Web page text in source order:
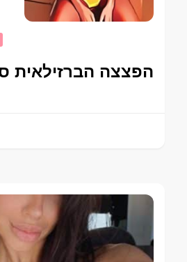
הפצצה הברזילאית